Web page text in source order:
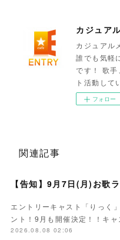
カジュアル
誰でも気軽
です！ 歌手
ト活動して
フォロー
関連記事
【告知】9月7日(月)お歌
エントリーキャスト「りっく
ント！9月も開催決定！！キ
2026.08.08 02:06